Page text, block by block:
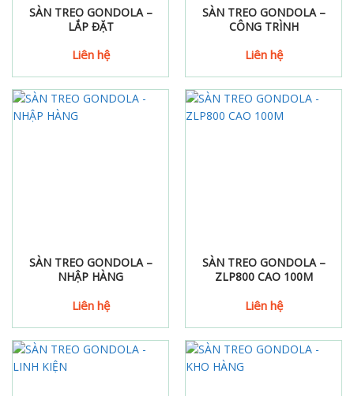
SÀN TREO GONDOLA –
LẮP ĐẶT
Liên hệ
SÀN TREO GONDOLA –
CÔNG TRÌNH
Liên hệ
SÀN TREO GONDOLA –
NHẬP HÀNG
Liên hệ
SÀN TREO GONDOLA –
ZLP800 CAO 100M
Liên hệ